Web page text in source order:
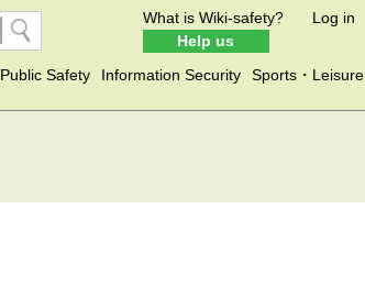
What is Wiki-safety?
Help us
Log in
Public Safety Information Security Sports・Leisure